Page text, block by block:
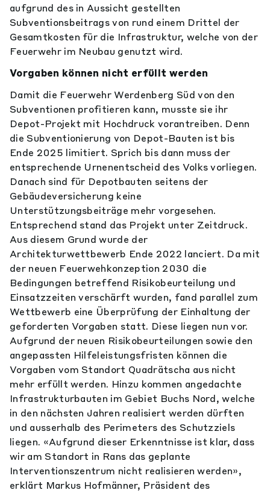
aufgrund des in Aussicht gestellten
Subventionsbeitrags von rund einem Drittel der
Gesamtkosten für die Infrastruktur, welche von der
Feuerwehr im Neubau genutzt wird.
Vorgaben können nicht erfüllt werden
Damit die Feuerwehr Werdenberg Süd von den
Subventionen profitieren kann, musste sie ihr
Depot-Projekt mit Hochdruck vorantreiben. Denn
die Subventionierung von Depot-Bauten ist bis
Ende 2025 limitiert. Sprich bis dann muss der
entsprechende Urnenentscheid des Volks vorliegen.
Danach sind für Depotbauten seitens der
Gebäudeversicherung keine
Unterstützungsbeiträge mehr vorgesehen.
Entsprechend stand das Projekt unter Zeitdruck.
Aus diesem Grund wurde der
Architekturwettbewerb Ende 2022 lanciert. Da mit
der neuen Feuerwehkonzeption 2030 die
Bedingungen betreffend Risikobeurteilung und
Einsatzzeiten verschärft wurden, fand parallel zum
Wettbewerb eine Überprüfung der Einhaltung der
geforderten Vorgaben statt. Diese liegen nun vor.
Aufgrund der neuen Risikobeurteilungen sowie den
angepassten Hilfeleistungsfristen können die
Vorgaben vom Standort Quadrätscha aus nicht
mehr erfüllt werden. Hinzu kommen angedachte
Infrastrukturbauten im Gebiet Buchs Nord, welche
in den nächsten Jahren realisiert werden dürften
und ausserhalb des Perimeters des Schutzziels
liegen. «Aufgrund dieser Erkenntnisse ist klar, dass
wir am Standort in Rans das geplante
Interventionszentrum nicht realisieren werden»,
erklärt Markus Hofmänner, Präsident des